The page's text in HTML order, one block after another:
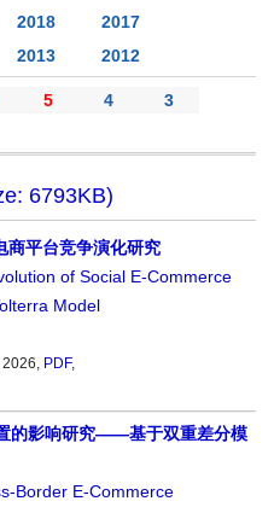
2018
2017
2013 2012
5 4
3
6793KB)
平台竞争演化研究
of Social E-Commerce
Model
2026, PDF,
的影响研究——基于双重差分模
Border E-Commerce